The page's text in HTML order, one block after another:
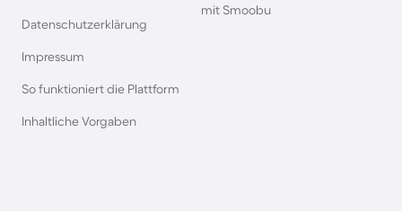
Pensionen in Berchtesgaden
Datenschutzerklärung
Impressum
So funktioniert die Plattform
Inhaltliche Vorgaben
mit Smoobu